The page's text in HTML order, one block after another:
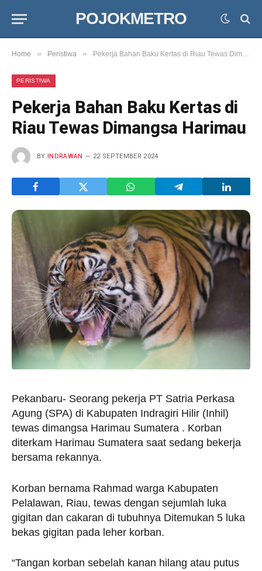
POJOKMETRO
Home » Peristiwa » Pekerja Bahan Baku Kertas di Riau Tewas Dimangsa Harimau
PERISTIWA
Pekerja Bahan Baku Kertas di
Riau Tewas Dimangsa Harimau
BY INDRAWAN 22 SEPTEMBER 2024
Pekanbaru- Seorang pekerja PT Satria Perkasa
Agung (SPA) di Kabupaten Indragiri Hilir (Inhil)
tewas dimangsa Harimau Sumatera . Korban
diterkam Harimau Sumatera saat sedang bekerja
bersama rekannya.
Korban bernama Rahmad warga Kabupaten
Pelalawan, Riau, tewas dengan sejumlah luka
gigitan dan cakaran di tubuhnya Ditemukan 5 luka
bekas gigitan pada leher korban.
“Tangan korban sebelah kanan hilang atau putus